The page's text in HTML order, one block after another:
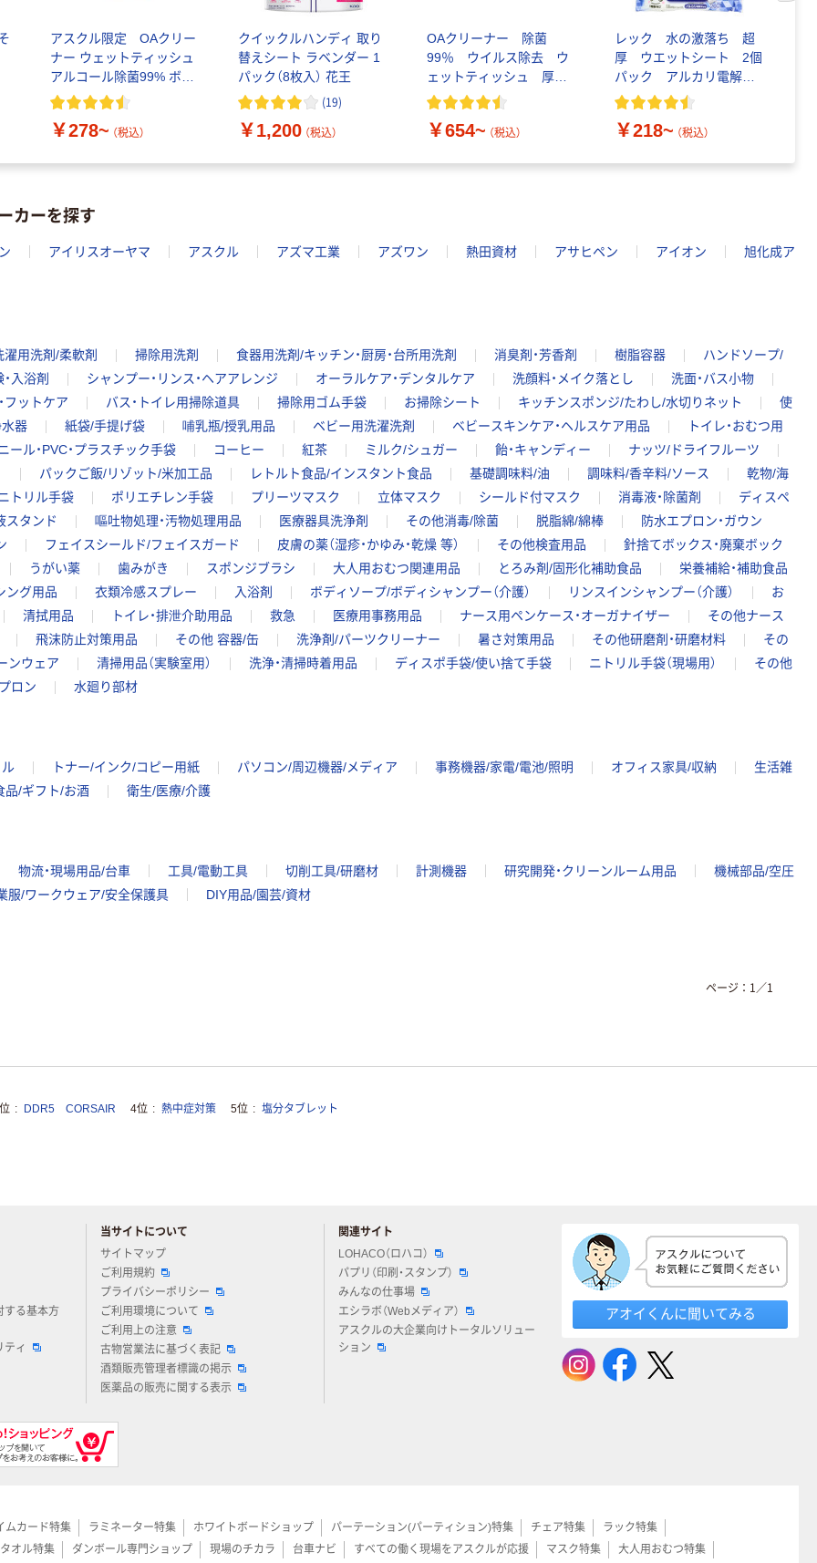
アスクル限定 OAクリー
ナー ウェットティッシュ
アルコール除菌99% ボト
ルタイプ （本体／詰め替
￥278~ （税込）
クイックルハンディ 取り
替えシート ラベンダー 1
パック（8枚入） 花王
(19)
￥1,200 （税込）
OAクリーナー 除菌
99％ ウイルス除去 ウ
ェットティッシュ 厚手
タイプ アスクル限定
￥654~ （税込）
レック 水の激落ち 超
厚 ウエットシート 2個
パック アルカリ電解水
使用 二度拭き不要 フ
￥218~ （税込）
カーを探す
アイリスオーヤマ アスクル アズマ工業 アズワン 熱田資材 アサヒペン アイオン 旭化成ア
濯用洗剤/柔軟剤 掃除用洗剤 食器用洗剤/キッチン・厨房・台所用洗剤 消臭剤・芳香剤 樹脂容器
ハンドソープ/
入浴剤
シャンプー・リンス・ヘアアレンジ オーラルケア・デンタルケア 洗顔料・メイク落とし
洗面・バス小物
フットケア
バス・トイレ用掃除道具 掃除用ゴム手袋 お掃除シート キッチンスポンジ/たわし/水切りネット
使
器
紙袋/手提げ袋 哺乳瓶/授乳用品 ベビー用洗濯洗剤 ベビースキンケア・ヘルスケア用品
トイレ・おむつ用
ール・PVC・プラスチック手袋
コーヒー 紅茶 ミルク/シュガー 飴・キャンディー
ナッツ/ドライフルーツ
パックご飯/リゾット/米加工品 レトルト食品/インスタント食品 基礎調味料/油 調味料/香辛料/ソース
乾物/海
トリル手袋
ポリエチレン手袋 プリーツマスク 立体マスク シールド付マスク 消毒液・除菌剤
ディスペ
スタンド
嘔吐物処理・汚物処理用品 医療器具洗浄剤 その他消毒/除菌 脱脂綿/綿棒
防水エプロン・ガウン
フェイスシールド/フェイスガード 皮膚の薬（湿疹・かゆみ・乾燥 等） その他検査用品
針捨てボックス・廃棄ボック
うがい薬
歯みがき スポンジブラシ 大人用おむつ関連用品 とろみ剤/固形化補助食品
栄養補給・補助食品
ング用品
衣類冷感スプレー 入浴剤 ボディソープ/ボディシャンプー（介護） リンスインシャンプー（介護）
お
清拭用品
トイレ・排泄介助用品 救急 医療用事務用品 ナース用ペンケース・オーガナイザー
その他ナース
飛沫防止対策用品
その他 容器/缶 洗浄剤/パーツクリーナー 暑さ対策用品 その他研磨剤・研磨材料
その
ンウェア
清掃用品（実験室用） 洗浄・清掃時着用品 ディスポ手袋/使い捨て手袋 ニトリル手袋（現場用）
その他
ロン
水廻り部材
トナー/インク/コピー用紙 パソコン/周辺機器/メディア 事務機器/家電/電池/照明 オフィス家具/収納
生活雑
品/ギフト/お酒
衛生/医療/介護
物流・現場用品/台車 工具/電動工具 切削工具/研磨材 計測機器 研究開発・クリーンルーム用品
機械部品/空圧
服/ワークウェア/安全保護具
DIY用品/園芸/資材
ページ： 1 ／1
DDR5 CORSAIR 4位 熱中症対策 5位 塩分タブレット
する基本方
ティ
当サイトについて
サイトマップ
ご利用規約
プライバシーポリシー
ご利用環境について
ご利用上の注意
古物営業法に基づく表記
酒類販売管理者標識の掲示
医薬品の販売に関する表示
関連サイト
LOHACO（ロハコ）
パプリ（印刷・スタンプ）
みんなの仕事場
エシラボ（Webメディア）
アスクルの大企業向けトータルソリュー
ション
アオイくんに聞いてみる
ムカード特集 ラミネーター特集 ホワイトボードショップ パーテーション(パーティション)特集 チェア特集
ラック特集
タオル特集
ダンボール専門ショップ 現場のチカラ 台車ナビ すべての働く現場をアスクルが応援 マスク特集 大人用おむつ特集